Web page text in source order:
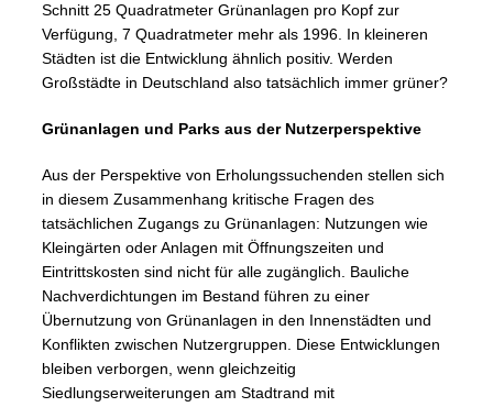
Schnitt 25 Quadratmeter Grünanlagen pro Kopf zur
Verfügung, 7 Quadratmeter mehr als 1996. In kleineren
Städten ist die Entwicklung ähnlich positiv. Werden
Großstädte in Deutschland also tatsächlich immer grüner?
Grünanlagen und Parks aus der Nutzerperspektive
Aus der Perspektive von Erholungssuchenden stellen sich
in diesem Zusammenhang kritische Fragen des
tatsächlichen Zugangs zu Grünanlagen: Nutzungen wie
Kleingärten oder Anlagen mit Öffnungszeiten und
Eintrittskosten sind nicht für alle zugänglich. Bauliche
Nachverdichtungen im Bestand führen zu einer
Übernutzung von Grünanlagen in den Innenstädten und
Konflikten zwischen Nutzergruppen. Diese Entwicklungen
bleiben verborgen, wenn gleichzeitig
Siedlungserweiterungen am Stadtrand mit